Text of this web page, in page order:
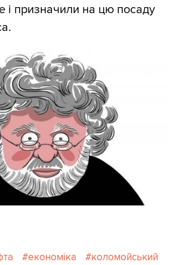
і призначили на цю посаду
економіка
коломойський